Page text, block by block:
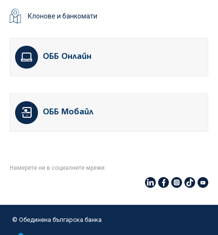
Клонове и банкомати
ОББ Онлайн
ОББ Мобайл
Намерете ни в социалните мрежи:
© Oбединена българска банка